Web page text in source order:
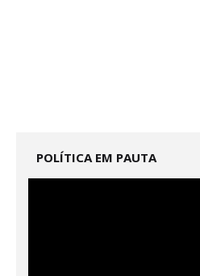
POLÍTICA EM PAUTA